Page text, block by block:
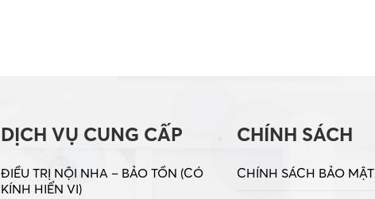
DỊCH VỤ CUNG CẤP
ĐIỀU TRỊ NỘI NHA – BẢO TỒN (CÓ
KÍNH HIỂN VI)
CHÍNH SÁCH
CHÍNH SÁCH BẢO MẬT